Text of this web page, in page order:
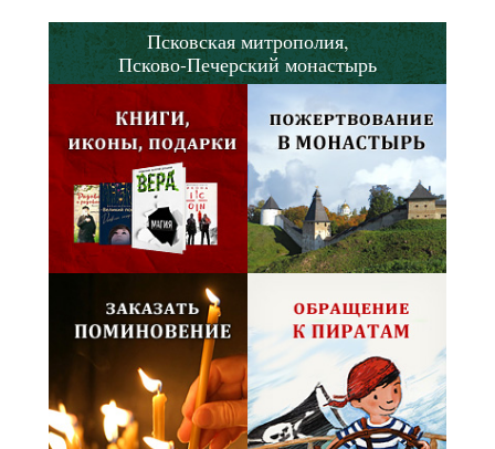
Псковская митрополия,
Псково-Печерский монастырь